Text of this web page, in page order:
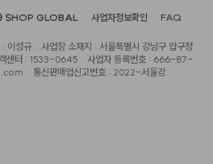
SHOP GLOBAL 사업자정보확인 FAQ
: 이성규
사업장 소재지 : 서울특별시 강남구 압구정
센터 : 1533-0645
사업자 등록번호 : 666-87-
통신판매업신고번호 : 2022-서울강